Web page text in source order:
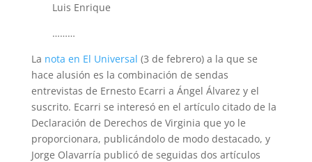
Luis Enrique
………
La nota en El Universal (3 de febrero) a la que se
hace alusión es la combinación de sendas
entrevistas de Ernesto Ecarri a Ángel Álvarez y el
suscrito. Ecarri se interesó en el artículo citado de la
Declaración de Derechos de Virginia que yo le
proporcionara, publicándolo de modo destacado, y
Jorge Olavarría publicó de seguidas dos artículos